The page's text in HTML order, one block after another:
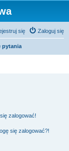
Zaloguj się
się
pytania
zalogować!
się zalogować?!